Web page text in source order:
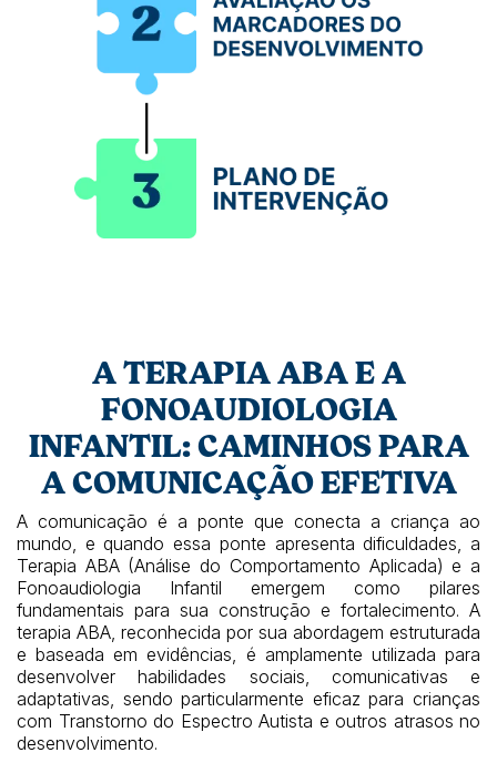
A TERAPIA ABA E A
FONOAUDIOLOGIA
INFANTIL: CAMINHOS PARA
A COMUNICAÇÃO EFETIVA
A comunicação é a ponte que conecta a criança ao
mundo, e quando essa ponte apresenta dificuldades, a
Terapia ABA (Análise do Comportamento Aplicada) e a
Fonoaudiologia Infantil emergem como pilares
fundamentais para sua construção e fortalecimento. A
terapia ABA, reconhecida por sua abordagem estruturada
e baseada em evidências, é amplamente utilizada para
desenvolver habilidades sociais, comunicativas e
adaptativas, sendo particularmente eficaz para crianças
com Transtorno do Espectro Autista e outros atrasos no
desenvolvimento.